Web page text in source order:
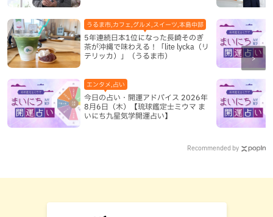
5年連続日本1位になった長崎そのぎ
茶が沖縄で味わえる！「lite lycka（リ
テリッカ）」（うるま市）
うるま市,カフェ,グルメ,スイーツ,本島中部
今日の占い・開運アドバイス 2026年
8月6日（木）【琉球鑑定士ミウマ ま
いにち九星気学開運占い】
エンタメ,占い
Recommended by